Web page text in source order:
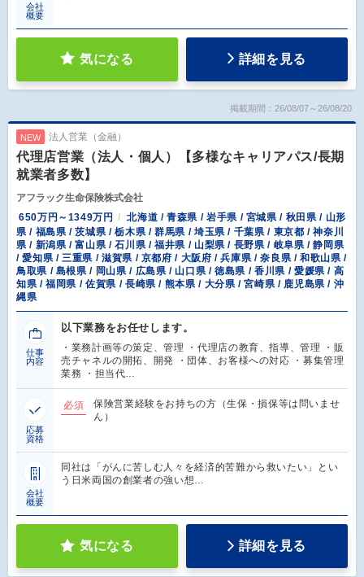
会社
概要
気になる 詳細を見る
掲載期間：26/08/07～26/08/20
NEW 法人営業（金融）
代理店営業（法人・個人）【多様なキャリアパス/長期
就業者多数】
アフラック生命保険株式会社
650万円～1349万円
北海道 / 青森県 / 岩手県 / 宮城県 / 秋田県 / 山形
県 / 福島県 / 茨城県 / 栃木県 / 群馬県 / 埼玉県 / 千葉県 / 東京都 / 神奈川
県 / 新潟県 / 富山県 / 石川県 / 福井県 / 山梨県 / 長野県 / 岐阜県 / 静岡県
/ 愛知県 / 三重県 / 滋賀県 / 京都府 / 大阪府 / 兵庫県 / 奈良県 / 和歌山県 /
鳥取県 / 島根県 / 岡山県 / 広島県 / 山口県 / 徳島県 / 香川県 / 愛媛県 / 高
知県 / 福岡県 / 佐賀県 / 長崎県 / 熊本県 / 大分県 / 宮崎県 / 鹿児島県 / 沖
縄県
仕事
内容
以下業務をお任せします。
・業務計画等の策定、管理 ・代理店の教育、指導、管理 ・販
売チャネルの開拓、開発 ・団体、お客様への対応 ・募集管理
業務 ・担当代…
応募
資格
必須
保険営業経験をお持ちの方（生保・損保等は問いませ
ん）
会社
概要
同社は「がんに苦しむ人々を経済的苦難から救いたい」とい
う日米両国の創業者の強い想…
気になる 詳細を見る